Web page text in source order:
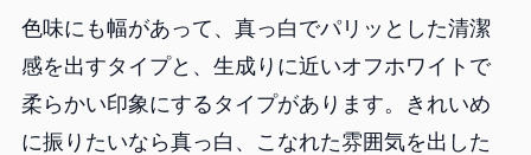
色味にも幅があって、真っ白でパリッとした清潔
感を出すタイプと、生成りに近いオフホワイトで
柔らかい印象にするタイプがあります。きれいめ
に振りたいなら真っ白、こなれた雰囲気を出した